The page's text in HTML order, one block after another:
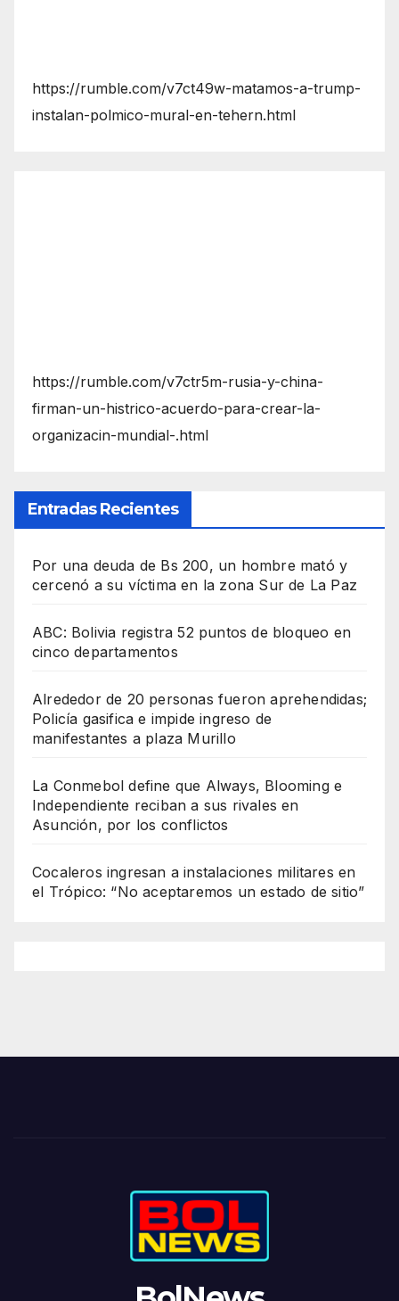
https://rumble.com/v7ct49w-matamos-a-trump-
instalan-polmico-mural-en-tehern.html
https://rumble.com/v7ctr5m-rusia-y-china-
firman-un-histrico-acuerdo-para-crear-la-
organizacin-mundial-.html
Entradas Recientes
Por una deuda de Bs 200, un hombre mató y
cercenó a su víctima en la zona Sur de La Paz
ABC: Bolivia registra 52 puntos de bloqueo en
cinco departamentos
Alrededor de 20 personas fueron aprehendidas;
Policía gasifica e impide ingreso de
manifestantes a plaza Murillo
La Conmebol define que Always, Blooming e
Independiente reciban a sus rivales en
Asunción, por los conflictos
Cocaleros ingresan a instalaciones militares en
el Trópico: “No aceptaremos un estado de sitio”